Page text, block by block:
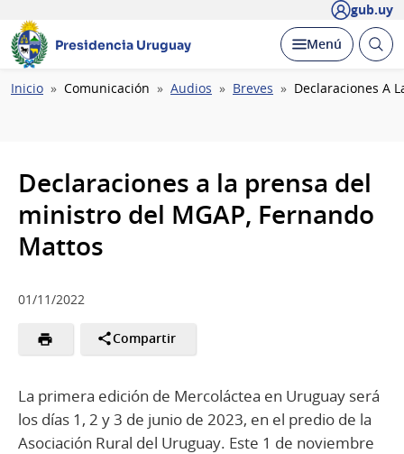
gub.uy
Presidencia Uruguay Desplegar
Menú Abrir
Ruta
Inicio Comunicación Audios Breves Declaraciones A
Declaraciones a la prensa del
ministro del MGAP, Fernando
Mattos
01/11/2022
Compartir
La primera edición de Mercoláctea en Uruguay será
los días 1, 2 y 3 de junio de 2023, en el predio de la
Asociación Rural del Uruguay. Este 1 de noviembre